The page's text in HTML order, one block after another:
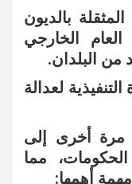
بالديون
الخارجي
من البلدان.
لعدالة
مرة أخرى إلى
مما
أهمها: